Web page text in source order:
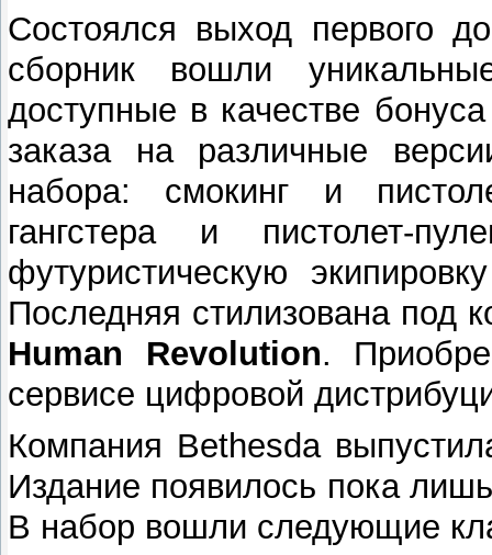
Состоялся выход первого
сборник вошли
доступные в качестве
заказа на различные
набора: смокинг и
гангстера и пистолет-
футуристическую
Последняя стилизована
Human Revolution.
сервисе цифровой
Компания Bethesda
Издание появилось пока
В набор вошли следующие